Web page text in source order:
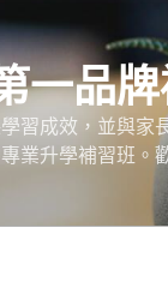
一品
習成效，並與
業升學補習班。